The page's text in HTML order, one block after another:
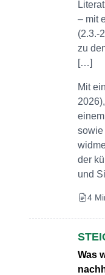
– mit
(2.3.-
zu
[…]
Mit
sowie
der
und
4
Was